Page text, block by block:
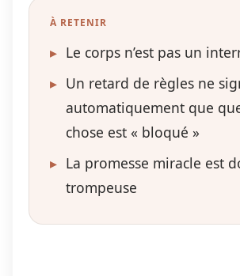
À RETENIR
▸ Le corps n’est pas un
▸ Un retard de règles ne
automatiquement que
chose est « bloqué »
▸ La promesse miracle est
trompeuse